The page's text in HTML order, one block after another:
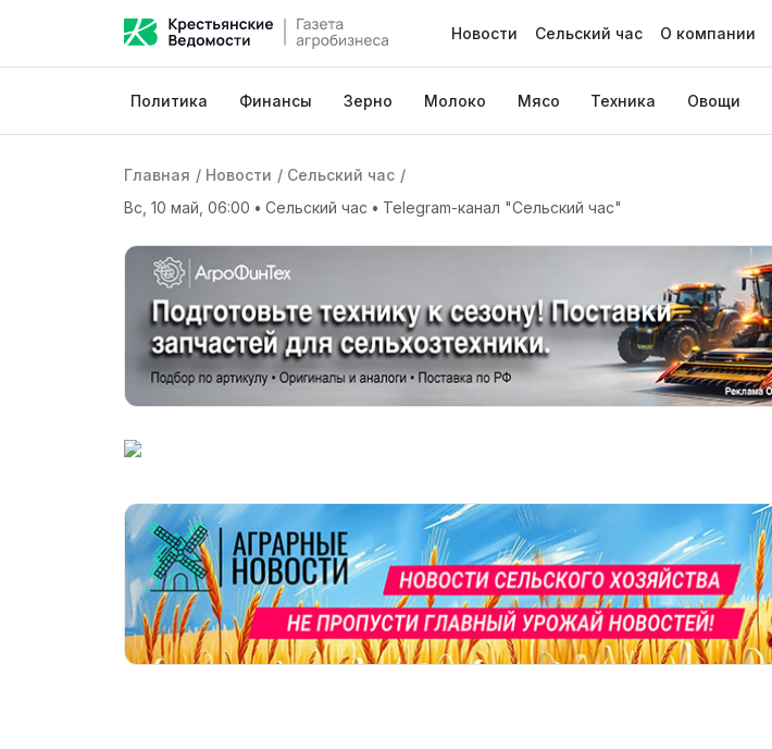
Новости Сельский час О компании
Политика Финансы Зерно Молоко Мясо Техника Овощи
Главная / Новости / Сельский час /
Вс, 10 май, 06:00 • Сельский час • Telegram-канал "Сельский час"